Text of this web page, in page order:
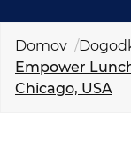
KOLEDAR
NOVICE
Domov
Empower
Chicago, USA